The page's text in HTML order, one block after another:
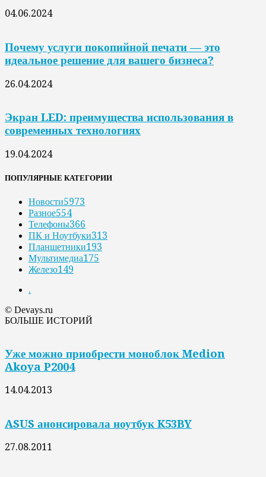
04.06.2024
Почему услуги покопийной печати — это
идеальное решение для вашего бизнеса?
26.04.2024
Экран LED: преимущества использования в
современных технологиях
19.04.2024
ПОПУЛЯРНЫЕ КАТЕГОРИИ
Новости5973
Разное554
Телефоны366
ПК и Ноутбуки313
Планшетники193
Мультимедиа175
Железо149
.
© Devays.ru
БОЛЬШЕ ИСТОРИЙ
Уже можно приобрести моноблок Medion
Akoya P2004
14.04.2013
ASUS анонсировала ноутбук K53BY
27.08.2011